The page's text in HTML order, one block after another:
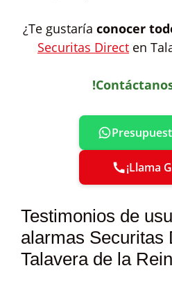
¿Te gustaría conocer
Securitas Direct en
¡Llama
Testimonios de
alarmas Securitas
Talavera de la